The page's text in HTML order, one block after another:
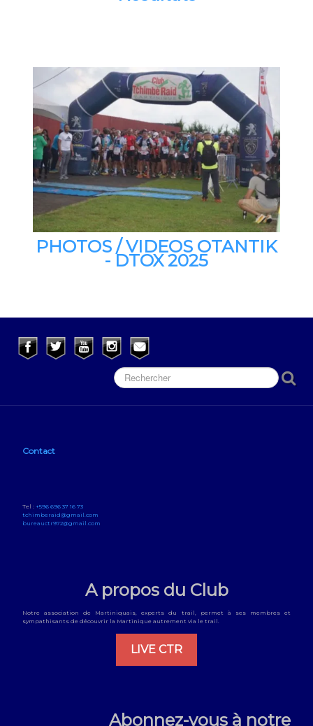
PHOTOS / VIDEOS OTANTIK
- DTOX 2025
Contact
Tel : +596 696 37 16 73
tchimberaid@gmail.com
bureauctr972@gmail.com
A propos du Club
Notre association de Martiniquais, experts du trail, permet à ses membres et
sympathisants de découvrir la Martinique autrement via le trail.
LIVE CTR
Abonnez-vous à notre